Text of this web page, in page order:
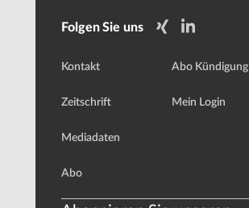
Folgen Sie uns
Kontakt
Zeitschrift
Mediadaten
Abo
Abo Kündigung
Mein Login